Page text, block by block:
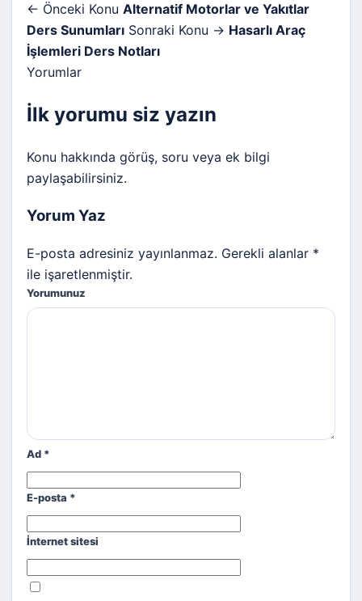
← Önceki Konu Alternatif Motorlar ve Yakıtlar
Ders Sunumları Sonraki Konu → Hasarlı Araç
İşlemleri Ders Notları
Yorumlar
İlk yorumu siz yazın
Konu hakkında görüş, soru veya ek bilgi
paylaşabilirsiniz.
Yorum Yaz
E-posta adresiniz yayınlanmaz. Gerekli alanlar *
ile işaretlenmiştir.
Yorumunuz
Ad *
E-posta *
İnternet sitesi